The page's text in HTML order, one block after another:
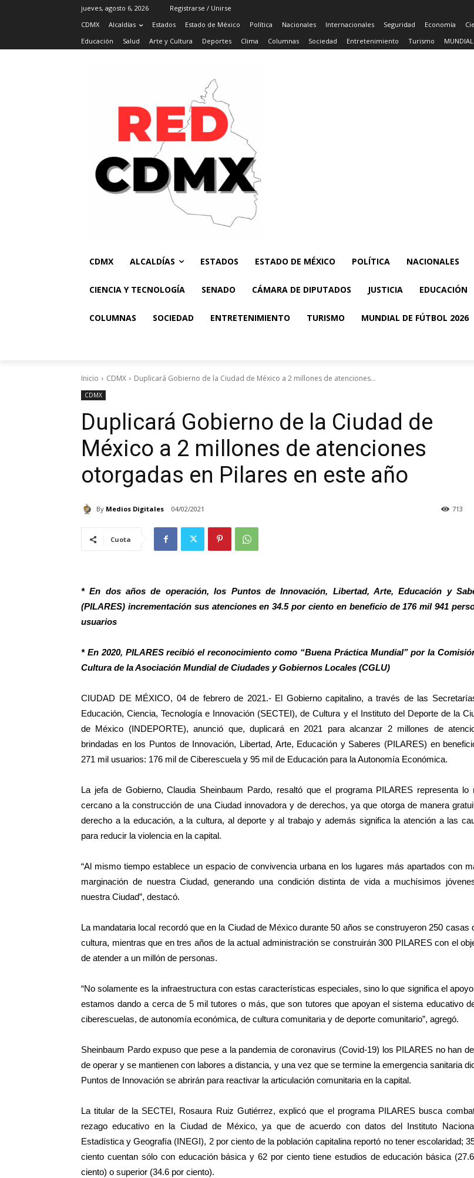
jueves, agosto 6, 2026
Registrarse / Unirse
CDMX
Alcaldías Estados Estado de México Política Nacionales Internacionales Seguridad Economía
Educación
Salud Arte y Cultura Deportes Clima Columnas Sociedad Entretenimiento Turismo
CDMX ALCALDÍAS ESTADOS ESTADO DE MÉXICO POLÍTICA NACIONALES
CIENCIA Y TECNOLOGÍA SENADO CÁMARA DE DIPUTADOS JUSTICIA EDUCACIÓN
COLUMNAS SOCIEDAD ENTRETENIMIENTO TURISMO MUNDIAL DE FÚTBOL 2026
Inicio CDMX Duplicará Gobierno de la Ciudad de México a 2 millones de atenciones...
CDMX
Duplicará Gobierno de la Ciudad de
México a 2 millones de atenciones
otorgadas en Pilares en este año
By Medios Digitales 04/02/2021 713
Cuota
* En dos años de operación, los Puntos de Innovación, Libertad, Arte, Educación y
(PILARES) incrementación sus atenciones en 34.5 por ciento en beneficio de 176 mil 941
usuarios
* En 2020, PILARES recibió el reconocimiento como “Buena Práctica Mundial” por la
Cultura de la Asociación Mundial de Ciudades y Gobiernos Locales (CGLU)
CIUDAD DE MÉXICO, 04 de febrero de 2021.- El Gobierno capitalino, a través de las
Educación, Ciencia, Tecnología e Innovación (SECTEI), de Cultura y el Instituto del Deporte de la
de México (INDEPORTE), anunció que, duplicará en 2021 para alcanzar 2 millones de
brindadas en los Puntos de Innovación, Libertad, Arte, Educación y Saberes (PILARES) en
271 mil usuarios: 176 mil de Ciberescuela y 95 mil de Educación para la Autonomía Económica.
La jefa de Gobierno, Claudia Sheinbaum Pardo, resaltó que el programa PILARES representa lo
cercano a la construcción de una Ciudad innovadora y de derechos, ya que otorga de manera
derecho a la educación, a la cultura, al deporte y al trabajo y además significa la atención a las
para reducir la violencia en la capital.
“Al mismo tiempo establece un espacio de convivencia urbana en los lugares más apartados con
marginación de nuestra Ciudad, generando una condición distinta de vida a muchísimos
nuestra Ciudad”, destacó.
La mandataria local recordó que en la Ciudad de México durante 50 años se construyeron 250 casas
cultura, mientras que en tres años de la actual administración se construirán 300 PILARES con el
de atender a un millón de personas.
“No solamente es la infraestructura con estas características especiales, sino lo que significa el
estamos dando a cerca de 5 mil tutores o más, que son tutores que apoyan el sistema educativo
ciberescuelas, de autonomía económica, de cultura comunitaria y de deporte comunitario”, agregó.
Sheinbaum Pardo expuso que pese a la pandemia de coronavirus (Covid-19) los PILARES no han
de operar y se mantienen con labores a distancia, y una vez que se termine la emergencia sanitaria
Puntos de Innovación se abrirán para reactivar la articulación comunitaria en la capital.
La titular de la SECTEI, Rosaura Ruiz Gutiérrez, explicó que el programa PILARES busca
rezago educativo en la Ciudad de México, ya que de acuerdo con datos del Instituto
Estadística y Geografía (INEGI), 2 por ciento de la población capitalina reportó no tener escolaridad;
ciento cuentan sólo con educación básica y 62 por ciento tiene estudios de educación básica
ciento) o superior (34.6 por ciento).